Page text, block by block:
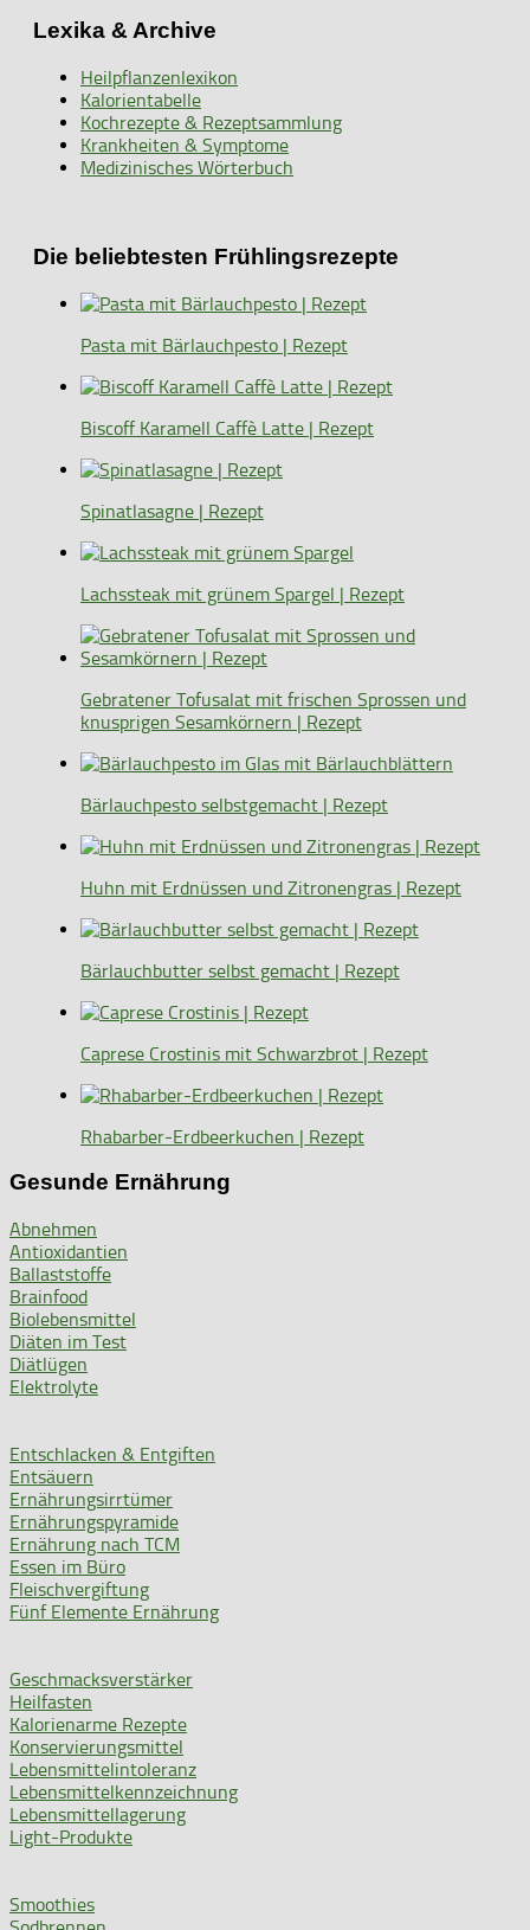
Lexika & Archive
Heilpflanzenlexikon
Kalorientabelle
Kochrezepte & Rezeptsammlung
Krankheiten & Symptome
Medizinisches Wörterbuch
Die beliebtesten Frühlingsrezepte
Pasta mit Bärlauchpesto | Rezept
Biscoff Karamell Caffè Latte | Rezept
Spinatlasagne | Rezept
Lachssteak mit grünem Spargel | Rezept
Gebratener Tofusalat mit frischen Sprossen und
knusprigen Sesamkörnern | Rezept
Bärlauchpesto selbstgemacht | Rezept
Huhn mit Erdnüssen und Zitronengras | Rezept
Bärlauchbutter selbst gemacht | Rezept
Caprese Crostinis mit Schwarzbrot | Rezept
Rhabarber-Erdbeerkuchen | Rezept
Gesunde Ernährung
Abnehmen
Antioxidantien
Ballaststoffe
Brainfood
Biolebensmittel
Diäten im Test
Diätlügen
Elektrolyte
Entschlacken & Entgiften
Entsäuern
Ernährungsirrtümer
Ernährungspyramide
Ernährung nach TCM
Essen im Büro
Fleischvergiftung
Fünf Elemente Ernährung
Geschmacksverstärker
Heilfasten
Kalorienarme Rezepte
Konservierungsmittel
Lebensmittelintoleranz
Lebensmittelkennzeichnung
Lebensmittellagerung
Light-Produkte
Smoothies